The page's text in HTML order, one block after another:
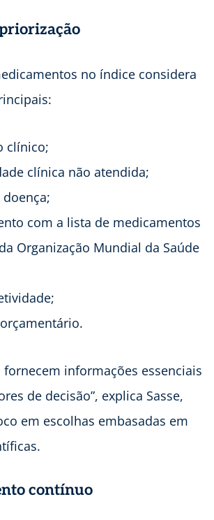
no índice considera
clínico;
clínica não atendida;
doença;
com a lista de medicamentos
Organização Mundial da Saúde
fornecem informações essenciais
de decisão”, explica Sasse,
em escolhas embasadas em
contínuo